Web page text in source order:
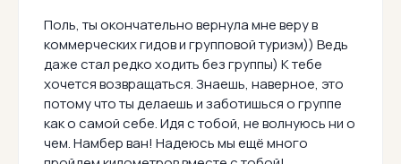
Поль, ты окончательно вернула мне веру в
коммерческих гидов и групповой туризм)) Ведь
даже стал редко ходить без группы) К тебе
хочется возвращаться. Знаешь, наверное, это
потому что ты делаешь и заботишься о группе
как о самой себе. Идя с тобой, не волнуюсь ни о
чем. Намбер ван! Надеюсь мы ещё много